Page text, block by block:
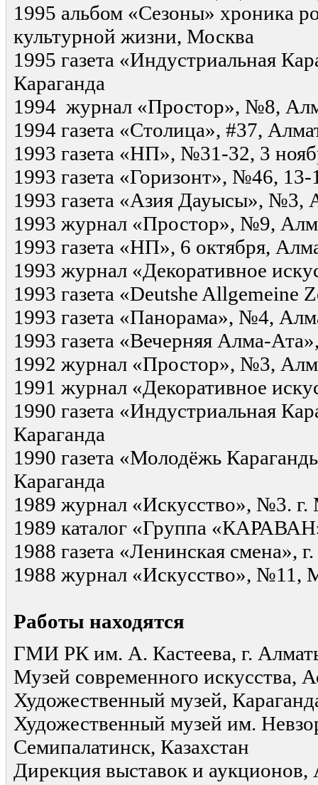
1995 альбом «Сезоны» хроника
культурной жизни, Москва
1995 газета «Индустриальная
Караганда
1994 журнал «Простор», №8,
1994 газета «Столица», #37,
1993 газета «НП», №31-32, 3
1993 газета «Горизонт», №46,
1993 газета «Азия Дауысы», №3,
1993 журнал «Простор», №9,
1993 газета «НП», 6 октября,
1993 журнал «Декоративное
1993 газета «Deutshe
1993 газета «Панорама», №4,
1993 газета «Вечерняя Алма-
1992 журнал «Простор», №3,
1991 журнал «Декоративное
1990 газета «Индустриальная
Караганда
1990 газета «Молодёжь
Караганда
1989 журнал «Искусство», №3. г.
1989 каталог «Группа
1988 газета «Ленинская смена»,
1988 журнал «Искусство», №11,
Работы находятся
ГМИ РК им. А. Кастеева, г.
Музей современного искусства,
Художественный музей,
Художественный музей им.
Семипалатинск, Казахстан
Дирекция выставок и аукционов,